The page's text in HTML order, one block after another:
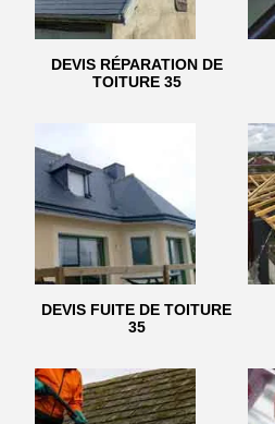
DEVIS RÉPARATION DE
TOITURE 35
DEVIS FUITE DE TOITURE
35